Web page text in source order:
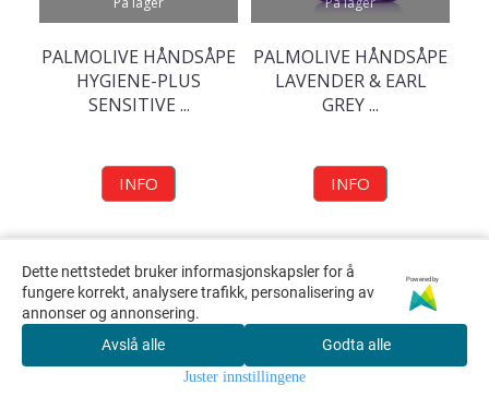
PALMOLIVE HÅNDSÅPE
HYGIENE-PLUS
SENSITIVE ...
INFO
PALMOLIVE HÅNDSÅPE
LAVENDER & EARL
GREY ...
INFO
NYHETER NYHETER
Dette nettstedet bruker informasjonskapsler for å
fungere korrekt, analysere trafikk, personalisering av
annonser og annonsering.
Powered by
Avslå alle Godta alle
Juster innstillingene